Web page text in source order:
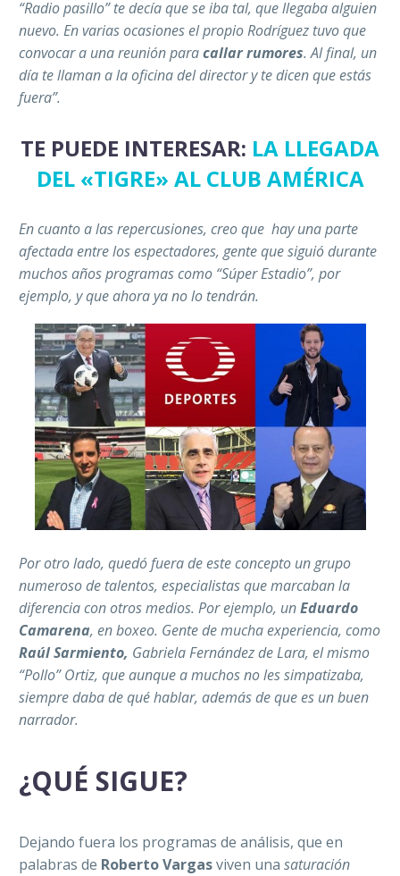
“Radio pasillo” te decía que se iba tal, que llegaba alguien
nuevo. En varias ocasiones el propio Rodríguez tuvo que
convocar a una reunión paracallar rumores. Al final, un
día te llaman a la oficina del director y te dicen que estás
fuera”.
TE PUEDE INTERESAR: LA LLEGADA
DEL «TIGRE» AL CLUB AMÉRICA
En cuanto a las repercusiones, creo que hay una parte
afectada entre los espectadores, gente que siguió durante
muchos años programas como “Súper Estadio”, por
ejemplo, y que ahora ya no lo tendrán.
Por otro lado, quedó fuera de este concepto un grupo
numeroso de talentos, especialistas que marcaban la
diferencia con otros medios. Por ejemplo, unEduardo
Camarena, en boxeo. Gente de mucha experiencia, como
Raúl Sarmiento, Gabriela Fernández de Lara, el mismo
“Pollo” Ortiz, que aunque a muchos no les simpatizaba,
siempre daba de qué hablar, además de que es un buen
narrador.
¿QUÉ SIGUE?
Dejando fuera los programas de análisis, que en
palabras de Roberto Vargasviven una saturación